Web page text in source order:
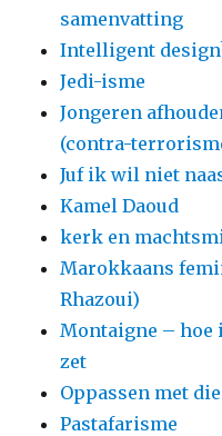
samenvatting
Intelligent
Jedi-isme
Jongeren
(contra-
Juf ik wil niet
Kamel Daoud
kerk en
Marokkaans
Rhazoui)
Montaigne – hoe
zet
Oppassen met
Pastafarisme